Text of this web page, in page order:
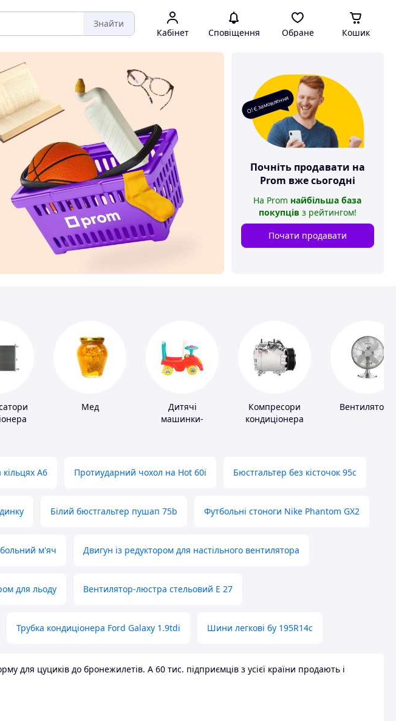
Знайти
Кабінет Сповіщення Обране Кошик
О! Є замовлення
Почніть продавати на
Prom вже сьогодні
На Prom найбільша база
покупців з рейтингом!
Почати продавати
Мед
Дитячі
машинки-
Компресори
кондиціонера
Вентилятори
А6 Протиударний чохол на Hot 60i Бюстгальтер без кісточок 95с
Білий бюстгальтер пушап 75b Футбольні стоноги Nike Phantom GX2
м'яч Двигун із редуктором для настільного вентилятора
для льоду Вентилятор-люстра стельовий E 27
Трубка кондиціонера Ford Galaxy 1.9tdi Шини легкові бу 195R14c
для цуциків до бронежилетів. А 60 тис. підприємців з усієї країни продають і